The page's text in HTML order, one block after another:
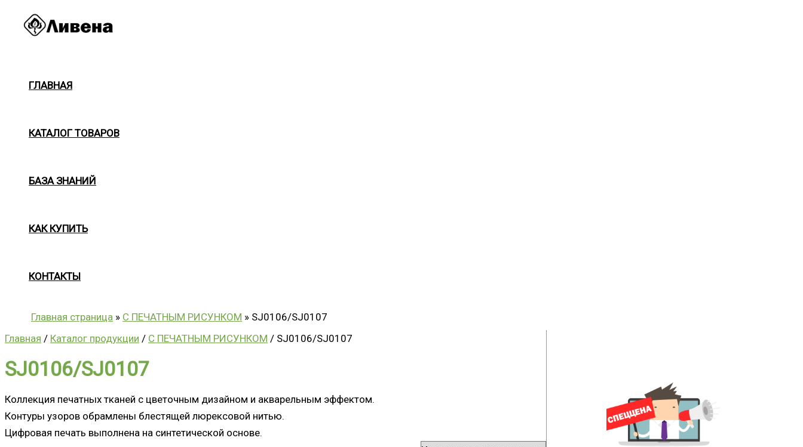
Перейти
ГЛАВНАЯ
КАТАЛОГ ТОВАРОВ
БАЗА ЗНАНИЙ
КАК КУПИТЬ
КОНТАКТЫ
Главная страница » С ПЕЧАТНЫМ РИСУНКОМ » SJ0106/SJ0107
Главная / Каталог продукции / С ПЕЧАТНЫМ РИСУНКОМ / SJ0106/SJ0107
SJ0106/SJ0107
Коллекция печатных тканей с цветочным дизайном и акварельным эффектом.
Контуры узоров обрамлены блестящей люрексовой нитью.
Цифровая печать выполнена на синтетической основе.